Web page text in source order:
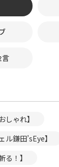
言
しゃれ】
鎌田’sEye】
る！】